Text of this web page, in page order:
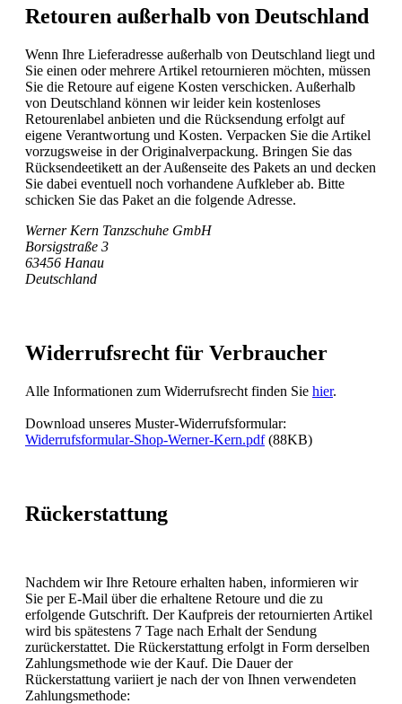
Retouren außerhalb von Deutschland
Wenn Ihre Lieferadresse außerhalb von Deutschland liegt und
Sie einen oder mehrere Artikel retournieren möchten, müssen
Sie die Retoure auf eigene Kosten verschicken. Außerhalb
von Deutschland können wir leider kein kostenloses
Retourenlabel anbieten und die Rücksendung erfolgt auf
eigene Verantwortung und Kosten. Verpacken Sie die Artikel
vorzugsweise in der Originalverpackung. Bringen Sie das
Rücksendeetikett an der Außenseite des Pakets an und decken
Sie dabei eventuell noch vorhandene Aufkleber ab. Bitte
schicken Sie das Paket an die folgende Adresse.
Werner Kern Tanzschuhe GmbH
Borsigstraße 3
63456 Hanau
Deutschland
Widerrufsrecht für Verbraucher
Alle Informationen zum Widerrufsrecht finden Sie hier.
Download unseres Muster-Widerrufsformular:
Widerrufsformular-Shop-Werner-Kern.pdf(88KB)
Rückerstattung
Nachdem wir Ihre Retoure erhalten haben, informieren wir
Sie per E-Mail über die erhaltene Retoure und die zu
erfolgende Gutschrift. Der Kaufpreis der retournierten Artikel
wird bis spätestens 7 Tage nach Erhalt der Sendung
zurückerstattet. Die Rückerstattung erfolgt in Form derselben
Zahlungsmethode wie der Kauf. Die Dauer der
Rückerstattung variiert je nach der von Ihnen verwendeten
Zahlungsmethode: